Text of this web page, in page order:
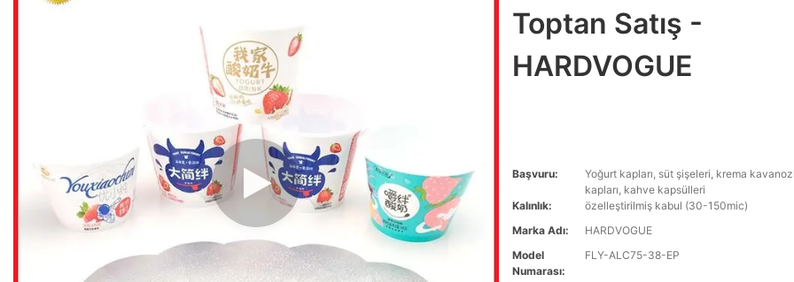
Toptan Satış -
HARDVOGUE
Başvuru:
Yoğurt kapları, süt şişeleri, krema
kapları, kahve kapsülleri
Kalınlık:
özelleştirilmiş kabul (30-150mic)
Marka Adı:
HARDVOGUE
Model
Numarası:
FLY-ALC75-38-EP